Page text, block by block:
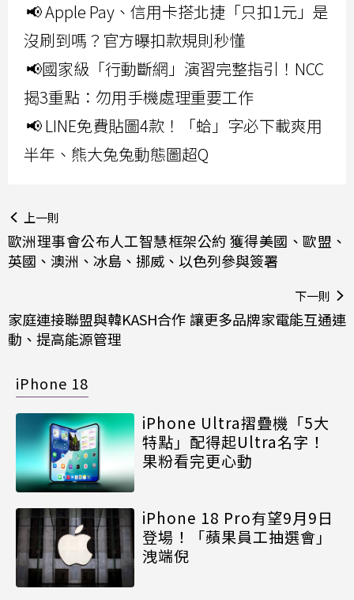
📢 Apple Pay、信用卡搭北捷「只扣1元」是
沒刷到嗎？官方曝扣款規則秒懂
📢國家級「行動斷網」演習完整指引！NCC
揭3重點：勿用手機處理重要工作
📢 LINE免費貼圖4款！「蛤」字必下載爽用
半年、熊大兔兔動態圖超Q
上一則
歐洲理事會公布人工智慧框架公約 獲得美國、歐盟、
英國、澳洲、冰島、挪威、以色列參與簽署
下一則
家庭連接聯盟與韓KASH合作 讓更多品牌家電能互通連
動、提高能源管理
iPhone 18
iPhone Ultra摺疊機「5大
特點」配得起Ultra名字！
果粉看完更心動
iPhone 18 Pro有望9月9日
登場！「蘋果員工抽選會」
洩端倪